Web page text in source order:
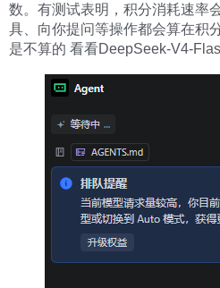
数。有测试表明，积分消耗速率
具、向你提问等操作都会算在
是不算的 看看DeepSeek-V4-